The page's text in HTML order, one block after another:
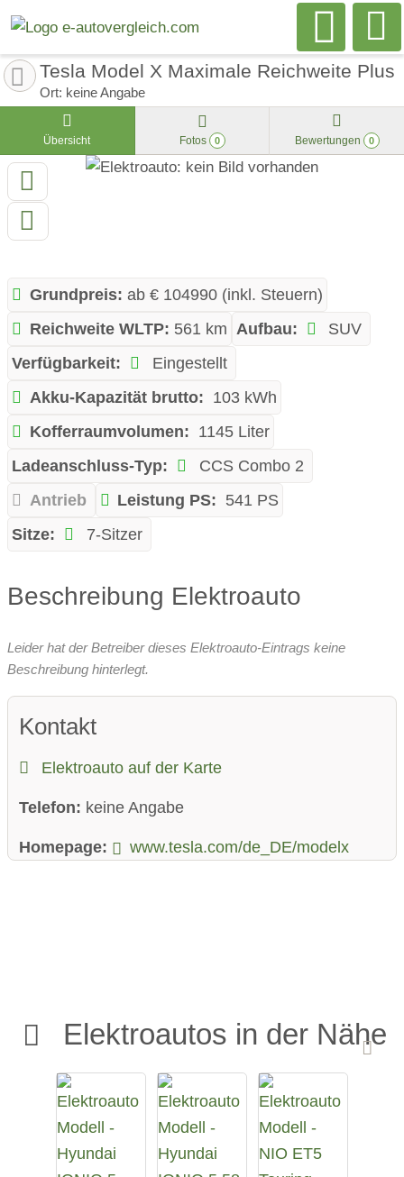
Tesla Model X Maximale Reichweite Plus
Ort: keine Angabe
Übersicht Fotos 0 Bewertungen 0
Grundpreis: ab € 104990 (inkl. Steuern)
Reichweite WLTP: 561 km Aufbau:
SUV
Verfügbarkeit:
Eingestellt
Akku-Kapazität brutto: 103 kWh
Kofferraumvolumen: 1145 Liter
Ladeanschluss-Typ:
CCS Combo 2
Antrieb
Leistung PS: 541 PS
Sitze:
7-Sitzer
Beschreibung Elektroauto
Leider hat der Betreiber dieses Elektroauto-Eintrags keine
Beschreibung hinterlegt.
Kontakt
Elektroauto auf der Karte
Telefon: keine Angabe
Homepage: www.tesla.com/de_DE/modelx
Elektroautos in der Nähe